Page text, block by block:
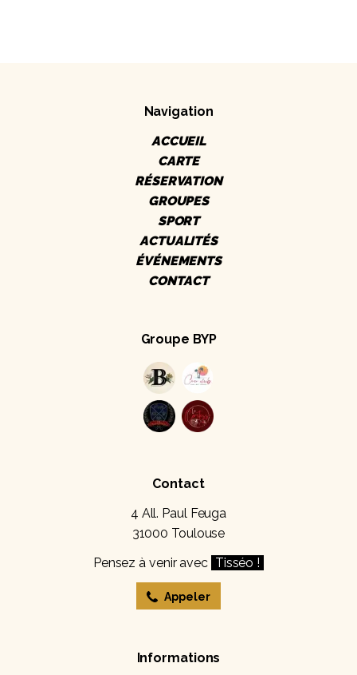
Navigation
ACCUEIL
CARTE
RÉSERVATION
GROUPES
SPORT
ACTUALITÉS
ÉVÉNEMENTS
CONTACT
Groupe BYP
Contact
4 All. Paul Feuga
31000 Toulouse
Pensez à venir avec Tisséo !
Appeler
Informations